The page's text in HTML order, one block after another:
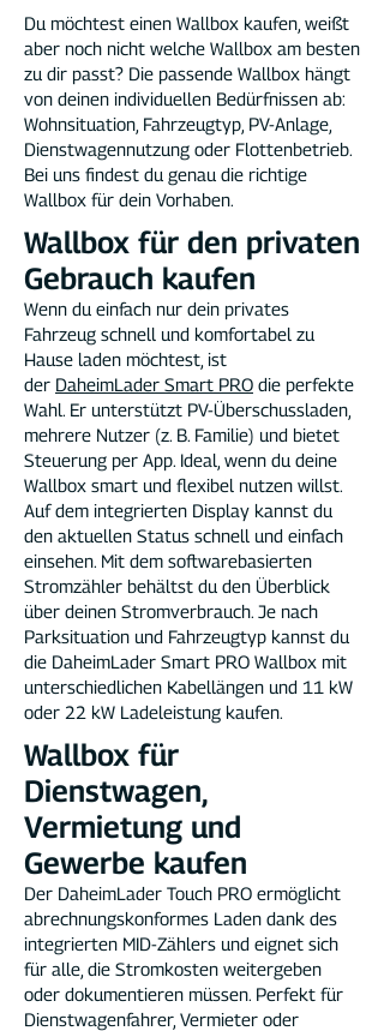
Du möchtest einen Wallbox kaufen, weißt
aber noch nicht welche Wallbox am besten
zu dir passt? Die passende Wallbox hängt
von deinen individuellen Bedürfnissen ab:
Wohnsituation, Fahrzeugtyp, PV-Anlage,
Dienstwagennutzung oder Flottenbetrieb.
Bei uns findest du genau die richtige
Wallbox für dein Vorhaben.
Wallbox für den privaten
Gebrauch kaufen
Wenn du einfach nur dein privates
Fahrzeug schnell und komfortabel zu
Hause laden möchtest, ist
der DaheimLader Smart PRO die perfekte
Wahl. Er unterstützt PV-Überschussladen,
mehrere Nutzer (z. B. Familie) und bietet
Steuerung per App. Ideal, wenn du deine
Wallbox smart und flexibel nutzen willst.
Auf dem integrierten Display kannst du
den aktuellen Status schnell und einfach
einsehen. Mit dem softwarebasierten
Stromzähler behältst du den Überblick
über deinen Stromverbrauch. Je nach
Parksituation und Fahrzeugtyp kannst du
die DaheimLader Smart PRO Wallbox mit
unterschiedlichen Kabellängen und 11 kW
oder 22 kW Ladeleistung kaufen.
Wallbox für
Dienstwagen,
Vermietung und
Gewerbe kaufen
Der DaheimLader Touch PRO ermöglicht
abrechnungskonformes Laden dank des
integrierten MID-Zählers und eignet sich
für alle, die Stromkosten weitergeben
oder dokumentieren müssen. Perfekt für
Dienstwagenfahrer, Vermieter oder